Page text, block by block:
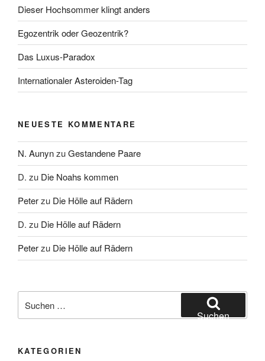
Dieser Hochsommer klingt anders
Egozentrik oder Geozentrik?
Das Luxus-Paradox
Internationaler Asteroiden-Tag
NEUESTE KOMMENTARE
N. AunynzuGestandene Paare
D. zu Die Noahs kommen
Peterzu Die Hölle auf Rädern
D. zu Die Hölle auf Rädern
Peterzu Die Hölle auf Rädern
nach:
Suchen
KATEGORIEN